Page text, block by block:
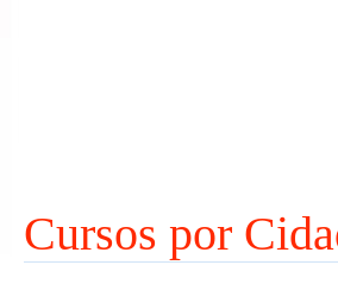
Cursos por